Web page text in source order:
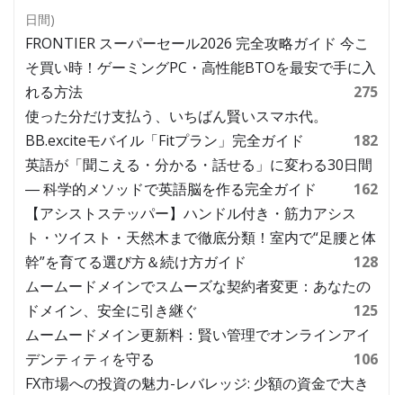
日間)
FRONTIER スーパーセール2026 完全攻略ガイド 今こ
そ買い時！ゲーミングPC・高性能BTOを最安で手に入
れる方法
275
使った分だけ支払う、いちばん賢いスマホ代。
BB.exciteモバイル「Fitプラン」完全ガイド
182
英語が「聞こえる・分かる・話せる」に変わる30日間
― 科学的メソッドで英語脳を作る完全ガイド
162
【アシストステッパー】ハンドル付き・筋力アシス
ト・ツイスト・天然木まで徹底分類！室内で“足腰と体
幹”を育てる選び方＆続け方ガイド
128
ムームードメインでスムーズな契約者変更：あなたの
ドメイン、安全に引き継ぐ
125
ムームードメイン更新料：賢い管理でオンラインアイ
デンティティを守る
106
FX市場への投資の魅力-レバレッジ: 少額の資金で大き